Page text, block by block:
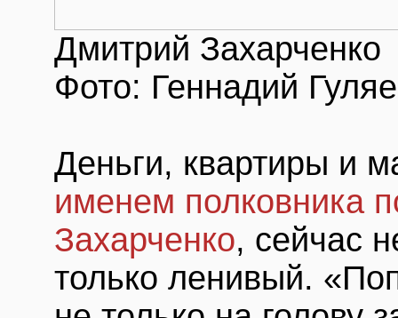
Дмитрий Захарченко
Фото: Геннадий
Деньги, квартиры и
именем полковника
Захарченко, сейчас
только ленивый.